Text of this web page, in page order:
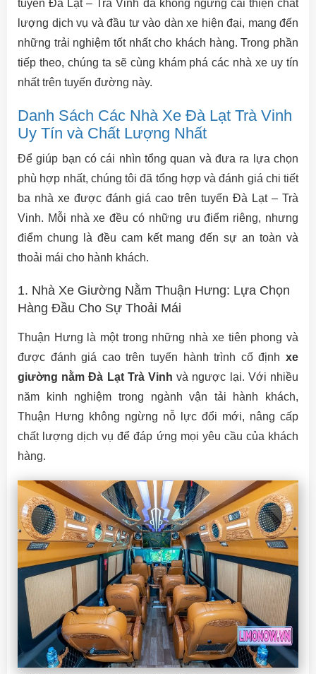
tuyến Đà Lạt – Trà Vinh đã không ngừng cải thiện chất
lượng dịch vụ và đầu tư vào dàn xe hiện đại, mang đến
những trải nghiệm tốt nhất cho khách hàng. Trong phần
tiếp theo, chúng ta sẽ cùng khám phá các nhà xe uy tín
nhất trên tuyến đường này.
Danh Sách Các Nhà Xe Đà Lạt Trà Vinh
Uy Tín và Chất Lượng Nhất
Để giúp bạn có cái nhìn tổng quan và đưa ra lựa chọn
phù hợp nhất, chúng tôi đã tổng hợp và đánh giá chi tiết
ba nhà xe được đánh giá cao trên tuyến Đà Lạt – Trà
Vinh. Mỗi nhà xe đều có những ưu điểm riêng, nhưng
điểm chung là đều cam kết mang đến sự an toàn và
thoải mái cho hành khách.
1. Nhà Xe Giường Nằm Thuận Hưng: Lựa Chọn
Hàng Đầu Cho Sự Thoải Mái
Thuận Hưng là một trong những nhà xe tiên phong và
được đánh giá cao trên tuyến hành trình cố định xe
giường nằm Đà Lạt Trà Vinh và ngược lại. Với nhiều
năm kinh nghiệm trong ngành vận tải hành khách,
Thuận Hưng không ngừng nỗ lực đổi mới, nâng cấp
chất lượng dịch vụ để đáp ứng mọi yêu cầu của khách
hàng.